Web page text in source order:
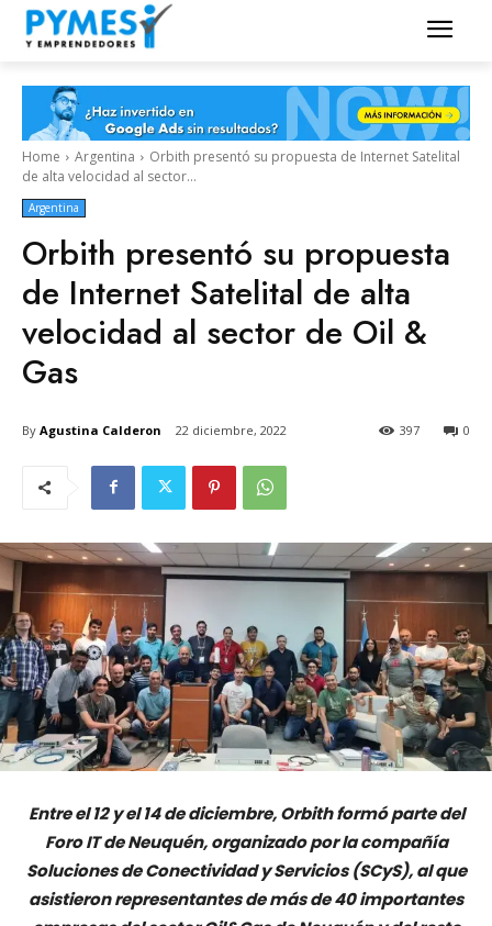
Home Argentina
Orbith presentó su propuesta de Internet Satelital
de alta velocidad al sector...
Argentina
Orbith presentó su propuesta
de Internet Satelital de alta
velocidad al sector de Oil &
Gas
By Agustina Calderon 22 diciembre, 2022 0
397
Entre el 12 y el 14 de diciembre, Orbith formó parte del
Foro IT de Neuquén, organizado por la compañía
Soluciones de Conectividad y Servicios (SCyS), al que
asistieron representantes de más de 40 importantes